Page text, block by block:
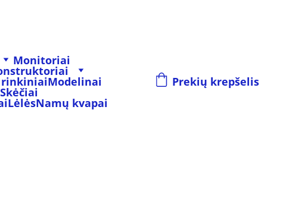
Monitoriai
rinkiniaiModelinai
Skėčiai
LėlėsNamų kvapai
Prekių krepšelis